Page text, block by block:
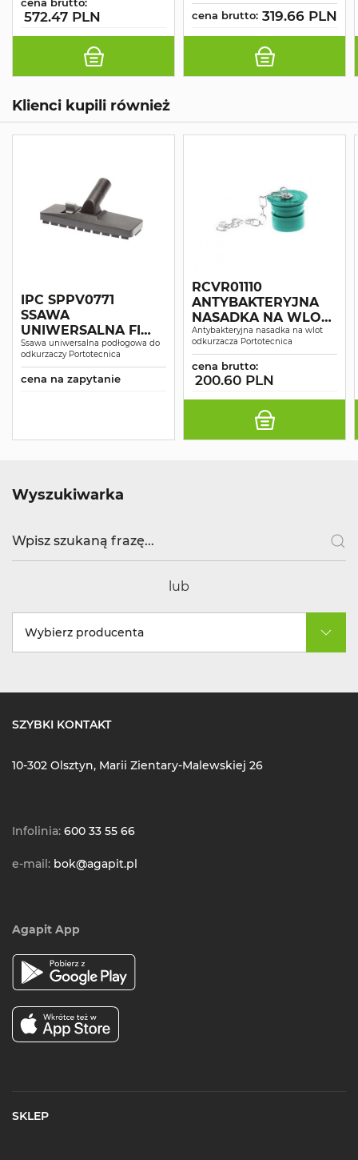
cena brutto:
572.47 PLN cena brutto: 319.66 PLN
Klienci kupili również
IPC SPPV0771
SSAWA
UNIWERSALNA FI
36MM 1_27 ISO5
Ssawa uniwersalna podłogowa do
odkurzaczy Portotecnica
cena na zapytanie
RCVR01110
ANTYBAKTERYJNA
NASADKA NA WLOT
ISO5
Antybakteryjna nasadka na wlot
odkurzacza Portotecnica
cena brutto:
200.60 PLN
Wyszukiwarka
lub
Wybierz producenta
SZYBKI KONTAKT
10-302 Olsztyn, Marii Zientary-Malewskiej 26
Infolinia: 600 33 55 66
e-mail: bok@agapit.pl
Agapit App
SKLEP